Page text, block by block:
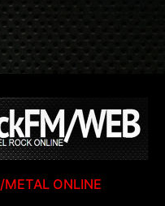
METAL ONLINE